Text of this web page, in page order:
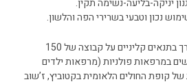
יניקה-בליעה-נשימה תקין.
נכון וטבעי בשרירי הפה והלשון.
לפי סקר מדגם חוץ שנערך בתנאים קליניים על קבוצה של 150
בגילאי 0-18 חודשים במרפאות פולניות (מרפאות ילדים
של קופת החולים הלאומית בקטוביץ, ז’שוב